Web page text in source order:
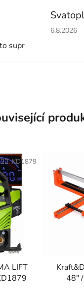
hvězdiček.
supr
6.8.2026
LIFT
48"